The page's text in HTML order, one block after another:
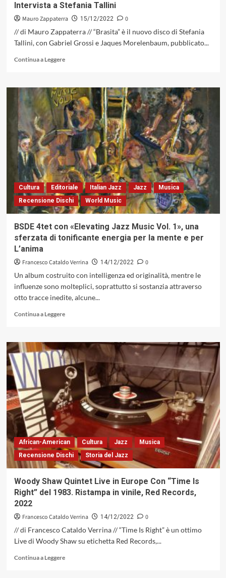
(ABEAT
RECORDS
2022)
Intervista a Stefania Tallini
Mauro Zappaterra 15/12/2022
0
// di Mauro Zappaterra // “Brasita” è il nuovo disco di Stefania
Tallini, con Gabriel Grossi e Jaques Morelenbaum, pubblicato...
Continua a LeggereLeggi
su
Intervista
a
Stefania
Tallini
Cultura Editoriale Italian Jazz Jazz
Musica
Recensione Dischi
World Music
BSDE 4tet con «Elevating Jazz Music Vol. 1», una
sferzata di tonificante energia per la mente e per
L’anima
Francesco Cataldo Verrina 14/12/2022
0
Un album costruito con intelligenza ed originalità, mentre le
influenze sono molteplici, soprattutto si sostanzia attraverso
otto tracce inedite, alcune...
Continua a LeggereLeggi
su
BSDE
4tet
con
«Elevating
Jazz
Music
Vol.
1»,
una
sferzata
di
tonificante
energia
la
mente
per
African-American Cultura Jazz
Musica
Recensione Dischi
Storia del Jazz
Woody Shaw Quintet Live in Europe Con “Time Is
Right” del 1983. Ristampa in vinile, Red Records,
2022
Francesco Cataldo Verrina 14/12/2022
0
// di Francesco Cataldo Verrina // “Time Is Right” è un ottimo
Live di Woody Shaw su etichetta Red Records,...
Continua a LeggereLeggi